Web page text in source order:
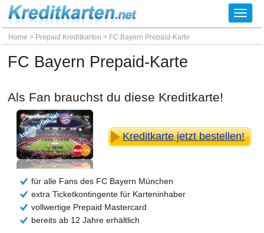
Home > Prepaid Kreditkarten > FC Bayern Prepaid-Karte
FC Bayern Prepaid-Karte
Als Fan brauchst du diese Kreditkarte!
für alle Fans des FC Bayern München
extra Ticketkontingente für Karteninhaber
vollwertige Prepaid Mastercard
bereits ab 12 Jahre erhältlich
Kreditkarte jetzt bestellen!